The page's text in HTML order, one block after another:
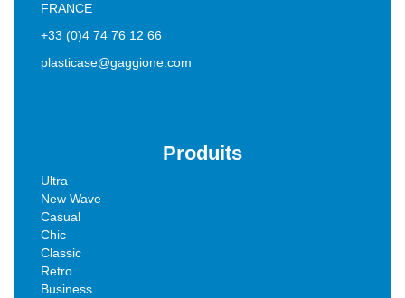
FRANCE
+33 (0)4 74 76 12 66
plasticase@gaggione.com
Produits
Ultra
New Wave
Casual
Chic
Classic
Retro
Business